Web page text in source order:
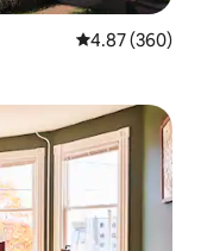
Calificación
4.87 (360)